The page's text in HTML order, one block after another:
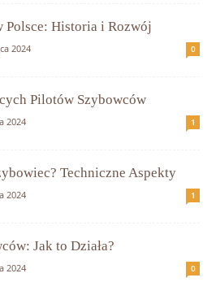
Historia i Rozwój
2024 0
Pilotów Szybowców
2024 1
Techniczne Aspekty
2024 1
Jak to Działa?
2024 0